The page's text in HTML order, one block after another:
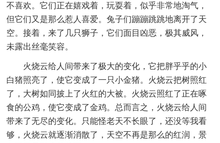
不喜欢。它们正在嬉戏着，玩耍着，似乎非常地淘气，
但它们又是那么惹人喜爱。兔子们蹦蹦跳跳地离开了天
空。接着，来了几只狮子，它们面目凶恶，极其威风，
未露出丝毫笑容。
火烧云给人间带来了极大的变化，它把胖乎乎的小
白猪照亮了，使它变成了一只小金猪。火烧云把树照红
了，大树如同披上了火红的大被。火烧云照红了正在啄
食的公鸡，使它变成了金鸡。总而言之，火烧云给人间
带来了无尽的变化。只能怪老天不长眼了，还没等我看
够，火烧云就逐渐消散了，天空不再是那么的红润，景